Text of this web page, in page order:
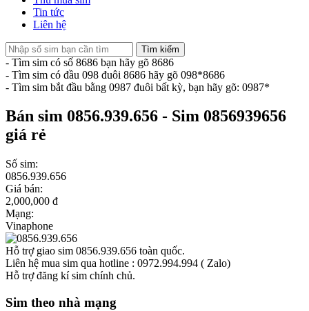
Tin tức
Liên hệ
Tìm kiếm
- Tìm sim có số 8686 bạn hãy gõ 8686
- Tìm sim có đầu 098 đuôi 8686 hãy gõ 098*8686
- Tìm sim bắt đầu bằng 0987 đuôi bất kỳ, bạn hãy gõ: 0987*
Bán sim 0856.939.656 - Sim 0856939656
giá rẻ
Số sim:
0856.939.656
Giá bán:
2,000,000 đ
Mạng:
Vinaphone
Hỗ trợ giao sim 0856.939.656 toàn quốc.
Liên hệ mua sim qua hotline : 0972.994.994 ( Zalo)
Hỗ trợ đăng kí sim chính chủ.
Sim theo nhà mạng